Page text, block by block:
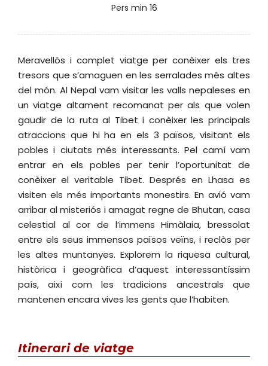
Pers min 16
Meravellós i complet viatge per conèixer els tres
tresors que s’amaguen en les serralades més altes
del món. Al Nepal vam visitar les valls nepaleses en
un viatge altament recomanat per als que volen
gaudir de la ruta al Tibet i conèixer les principals
atraccions que hi ha en els 3 països, visitant els
pobles i ciutats més interessants. Pel camí vam
entrar en els pobles per tenir l’oportunitat de
conèixer el veritable Tibet. Després en Lhasa es
visiten els més importants monestirs. En avió vam
arribar al misteriós i amagat regne de Bhutan, casa
celestial al cor de l’immens Himàlaia, bressolat
entre els seus immensos països veïns, i reclòs per
les altes muntanyes. Explorem la riquesa cultural,
històrica i geogràfica d’aquest interessantíssim
país, així com les tradicions ancestrals que
mantenen encara vives les gents que l’habiten.
Itinerari de viatge